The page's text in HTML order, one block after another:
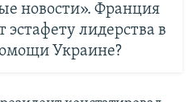
новости». Франция
лидерства в
Украине?